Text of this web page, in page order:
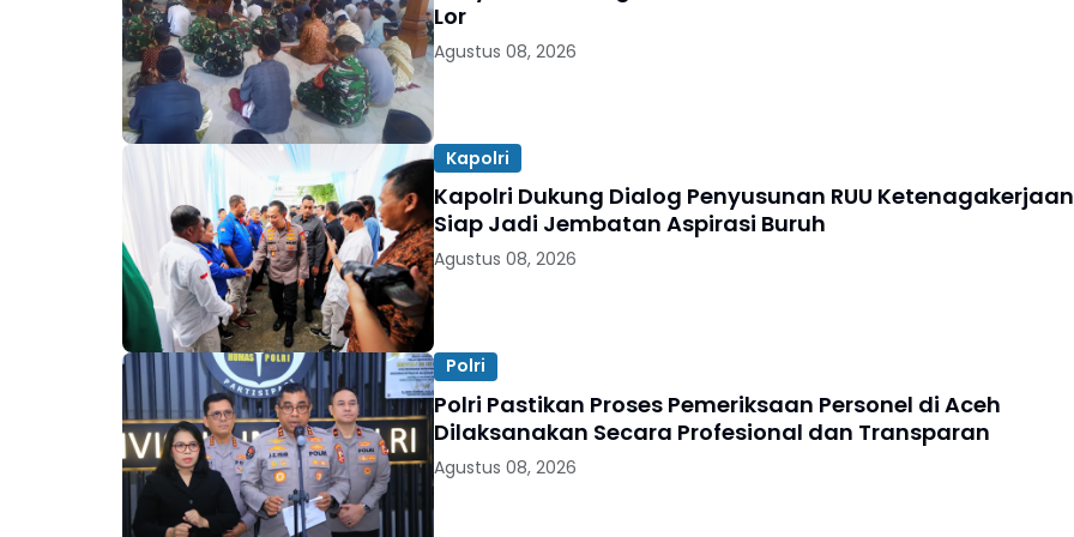
Lor
Agustus 08, 2026
Kapolri
Kapolri Dukung Dialog Penyusunan RUU
Siap Jadi Jembatan Aspirasi Buruh
Agustus 08, 2026
Polri
Polri Pastikan Proses Pemeriksaan Personel di Aceh
Dilaksanakan Secara Profesional dan Transparan
Agustus 08, 2026